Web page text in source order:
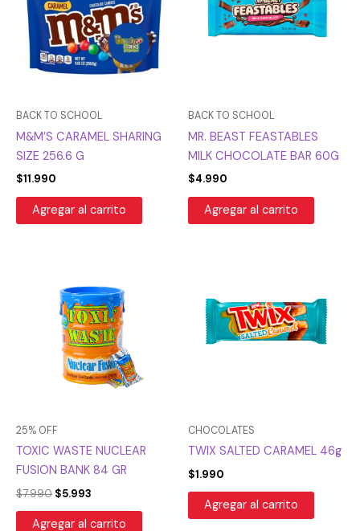
BACK TO SCHOOL
M&M’S CARAMEL SHARING
SIZE 256.6 G
$11.990
Agregar al carrito
BACK TO SCHOOL
MR. BEAST FEASTABLES
MILK CHOCOLATE BAR 60G
$4.990
Agregar al carrito
25% OFF
TOXIC WASTE NUCLEAR
FUSION BANK 84 GR
$7.990
original
era:
$7.990.
$5.993
actual
es:
$5.993.
Agregar al carrito
CHOCOLATES
TWIX SALTED CARAMEL 46g
$1.990
Agregar al carrito